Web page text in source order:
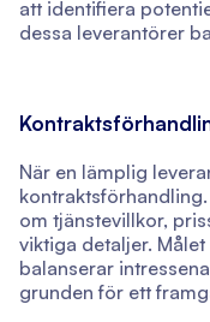
att identifiera
dessa leverantörer
När en lämplig
om tjänstevillkor,
viktiga detaljer.
balanserar
grunden för ett